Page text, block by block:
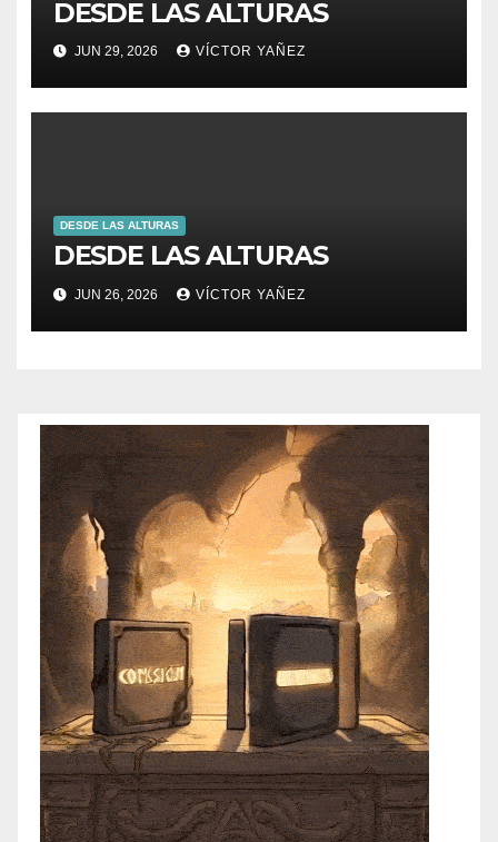
DESDE LAS ALTURAS
JUN 29, 2026 VÍCTOR YAÑEZ
DESDE LAS ALTURAS
DESDE LAS ALTURAS
JUN 26, 2026 VÍCTOR YAÑEZ